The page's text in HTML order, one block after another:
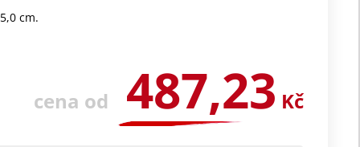
cm.
cena od 487,23 Kč